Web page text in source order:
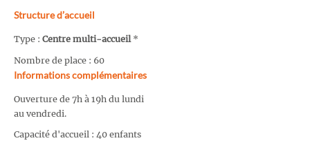
Structure d’accueil
Type : Centre multi-accueil*
Nombre de place : 60
Informations complémentaires
Ouverture de 7h à 19h du lundi
au vendredi.
Capacité d'accueil : 40 enfants